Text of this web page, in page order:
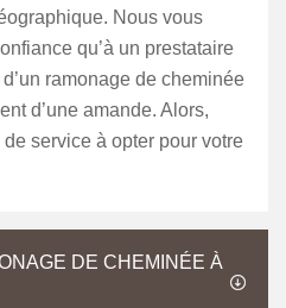
Nous vous
qu’à un prestataire
ramonage de cheminée
d’une amande. Alors,
service à opter pour votre
DE CHEMINÉE À